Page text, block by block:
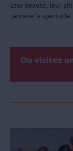
Leur beauté, leur
derrière le
Ou visitez